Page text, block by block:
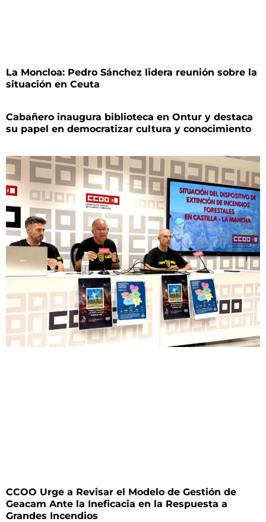
La Moncloa: Pedro Sánchez lidera reunión sobre la
situación en Ceuta
Cabañero inaugura biblioteca en Ontur y destaca
su papel en democratizar cultura y conocimiento
CCOO Urge a Revisar el Modelo de Gestión de
Geacam Ante la Ineficacia en la Respuesta a
Grandes Incendios